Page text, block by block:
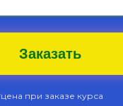
Заказать
при заказе курса